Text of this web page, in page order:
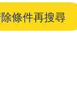
條件再搜尋